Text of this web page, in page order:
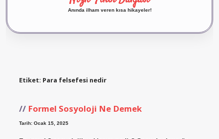
Anında ilham veren kısa hikayeler!
Etiket: Para felsefesi nedir
Formel Sosyoloji Ne Demek
Tarih: Ocak 15, 2025